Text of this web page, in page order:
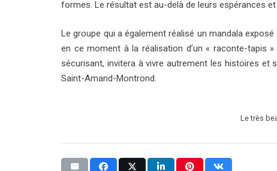
formes. Le résultat est au-delà de leurs espérances
Le groupe qui a également réalisé un mandala
en ce moment à la réalisation d’un « raconte-
sécurisant, invitera à vivre autrement les histoires et
Saint-Amand-Montrond.
Le très